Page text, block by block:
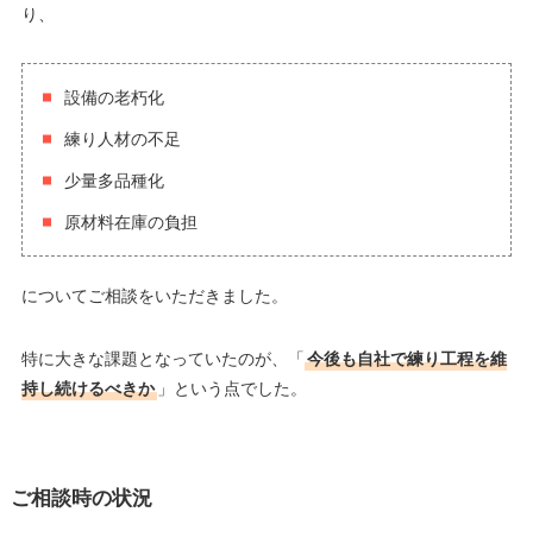
り、
設備の老朽化
練り人材の不足
少量多品種化
原材料在庫の負担
についてご相談をいただきました。
特に大きな課題となっていたのが、「 今後も自社で練り工程を維
持し続けるべきか」という点でした。
ご相談時の状況